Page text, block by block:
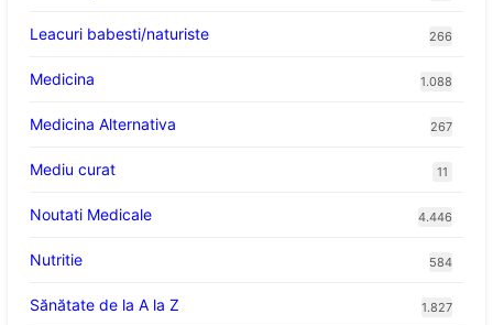
Leacuri babesti/naturiste 266
Medicina 1.088
Medicina Alternativa 267
Mediu curat 11
Noutati Medicale 4.446
Nutritie 584
Sănătate de la A la Z 1.827